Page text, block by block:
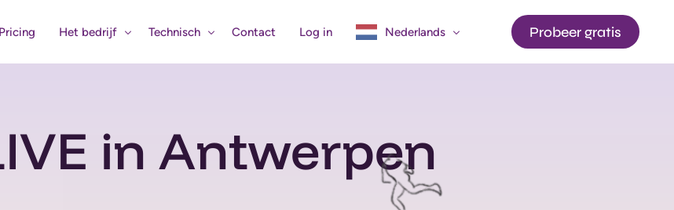
Pricing Het bedrijf
Bouw mee aan de AI-revolutie
Technisch
Status Systemen
Verbind uw bedrijf met Claritalk API
Contact Log in Nederlands Probeer gratis
in Antwerpen